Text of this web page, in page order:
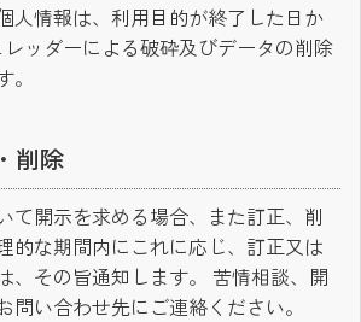
人情報は、利用目的が終了した日か
ッダーによる破砕及びデータの削除
削除
て開示を求める場合、また訂正、削
的な期間内にこれに応じ、訂正又は
、その旨通知します。 苦情相談、開
問い合わせ先にご連絡ください。